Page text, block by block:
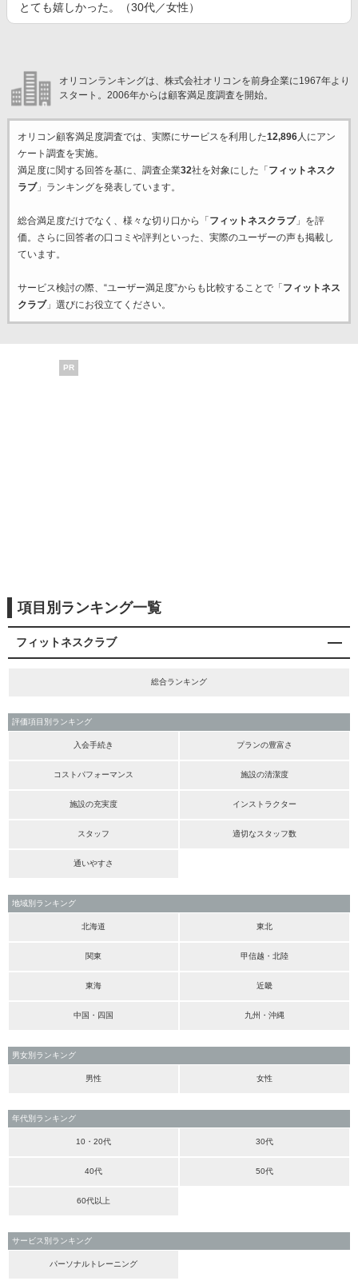
とても嬉しかった。（30代／女性）
オリコンランキングは、株式会社オリコンを前身企業に1967年より
スタート。2006年からは顧客満足度調査を開始。
オリコン顧客満足度調査では、実際にサービスを利用した12,896人にアン
ケート調査を実施。
満足度に関する回答を基に、調査企業32社を対象にした「 フィットネスク
ラブ」ランキングを発表しています。
総合満足度だけでなく、様々な切り口から「 フィットネスクラブ」を評
価。さらに回答者の口コミや評判といった、実際のユーザーの声も掲載し
ています。
サービス検討の際、“ユーザー満足度”からも比較することで「 フィットネス
クラブ」選びにお役立てください。
PR
項目別ランキング一覧
フィットネスクラブ
総合ランキング
評価項目別ランキング
入会手続き プランの豊富さ
コストパフォーマンス 施設の清潔度
施設の充実度 インストラクター
スタッフ 適切なスタッフ数
通いやすさ
地域別ランキング
北海道 東北
関東 甲信越・北陸
東海 近畿
中国・四国 九州・沖縄
男女別ランキング
男性 女性
年代別ランキング
10・20代 30代
40代 50代
60代以上
サービス別ランキング
パーソナルトレーニング